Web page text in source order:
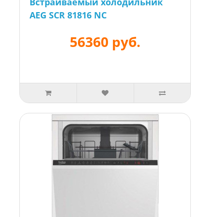
AEG SCR 81816 NC
56360 руб.